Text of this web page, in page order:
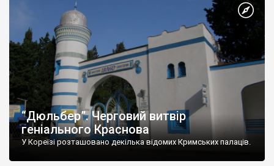
“Дюльбер”. Черговий витвір
геніального Краснова
У Кореїзі розташовано декілька відомих Кримських палаців.